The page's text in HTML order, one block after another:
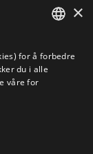
ENGLISH
×
for å forbedre
du i alle
våre for